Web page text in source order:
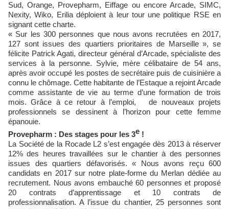
Sud, Orange, Provepharm, Eiffage ou encore Arcade, SIMC,
Nexity, Wiko, Erilia déploient à leur tour une politique RSE en
signant cette charte.
« Sur les 300 personnes que nous avons recrutées en 2017,
127 sont issues des quartiers prioritaires de Marseille », se
félicite Patrick Agati, directeur général d’Arcade, spécialiste des
services à la personne. Sylvie, mère célibataire de 54 ans,
après avoir occupé les postes de secrétaire puis de cuisinière a
connu le chômage. Cette habitante de l’Estaque a rejoint Arcade
comme assistante de vie au terme d’une formation de trois
mois. Grâce à ce retour à l’emploi, de nouveaux projets
professionnels se dessinent à l’horizon pour cette femme
épanouie.
Provepharm : Des stages pour les 3e !
La Société de la Rocade L2 s’est engagée dès 2013 à réserver
12% des heures travaillées sur le chantier à des personnes
issues des quartiers défavorisés. « Nous avons reçu 600
candidats en 2017 sur notre plate-forme du Merlan dédiée au
recrutement. Nous avons embauché 60 personnes et proposé
20 contrats d’apprentissage et 10 contrats de
professionnalisation. A l’issue du chantier, 25 personnes sont